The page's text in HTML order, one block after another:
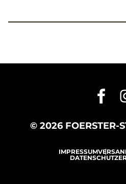
© 2026 FOERSTER-
IMPRESSUM